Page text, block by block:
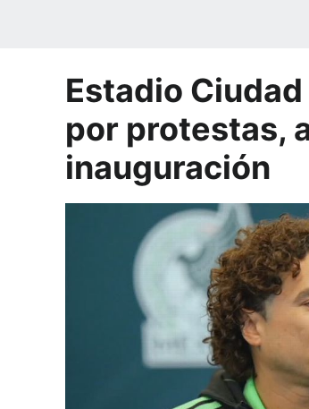
Estadio
por protestas,
inauguración